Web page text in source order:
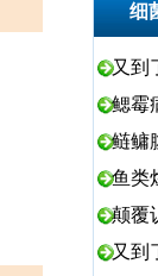
细
又到
鳃霉
鲢鳙
鱼类
颠覆
又到